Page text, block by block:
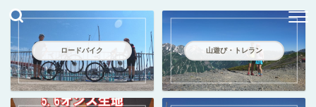
ロードバイク 山遊び・トレラン